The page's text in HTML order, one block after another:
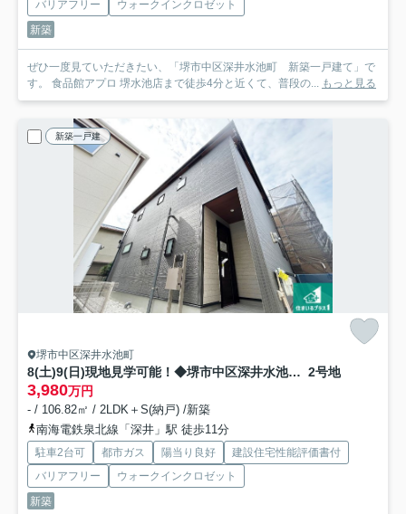
バリアフリー
ウォークインクロゼット
新築
ぜひ一度見ていただきたい、「堺市中区深井水池町 新築一戸建て」で
す。 食品館アプロ 堺水池店まで徒歩4分と近くて、普段の...
もっと見る
新築一戸建
堺市中区深井水池町
8(土)9(日)現地見学可能！◆堺市中区深井水池町 ラスト1邸 2号地
3,980万円
- / 106.82㎡ / 2LDK＋S(納戸) /新築
南海電鉄泉北線「深井」駅 徒歩11分
駐車2台可 都市ガス 陽当り良好
建設住宅性能評価書付
バリアフリー
ウォークインクロゼット
新築